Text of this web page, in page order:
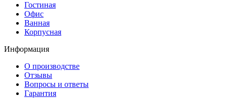
Гостиная
Офис
Ванная
Корпусная
Информация
О производстве
Отзывы
Вопросы и ответы
Гарантия